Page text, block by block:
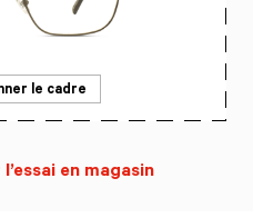
le cadre
en magasin